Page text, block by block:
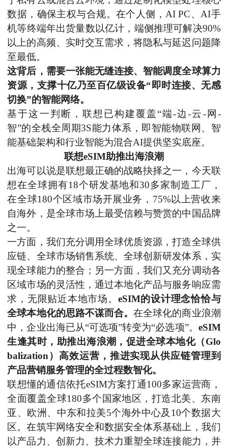
数据，确保主权与合规。在个人侧，AI PC、AI手
机等终端年出货量数以亿计，端侧推理可解决90%
以上的高频、实时交互需求，将隐私与延迟问题降
至最低。
这背后，需要一张能无缝连接、智能调度全球算力
资源，支撑十亿乃至百亿级设备“即时连接、无感
切换”的智能网络。
基于这一判断，联想已构建覆盖“端-边-云-网-
智”的全栈全周期3S能力体系，即智能物联网、智
能基础架构和行业智能为混合AI提供坚实底座。
联想eSIM助推出海浪潮
出海可以说是联想最正确的战略抉择之一，今天联
想在全球拥有18个研发基地和30多家制造工厂，
在全球180个区域市场开展业务，75%以上营收来
自海外，是全球市场上最受信赖与赞赏的中国品牌
之一。
一方面，我们充分调用全球优质资源，打造全球供
应链、全球市场销售系统、全球创新研发体系，实
现全球能力的整合； 另一方面，我们又充分调动各
区域市场的灵活性，通过本地化产品与服务响应需
求 ， 无限贴近本地市场。 eSIM的设计理念恰恰与
全球本地化的思路不谋而合。在全球化的商业浪潮
中，企业出海已从“可选项”转变为“必选项”。 eSIM
生逢其时，助推出海浪潮，促进全球本地化（Glo
balization）高效运营，推进实现从供应链管理到
产品营销服务管理的全过程数智化。
联想懂的通信依托eSIM方案打通100多家运营商，
全面覆盖全球180多个国家地区，打造北美、东南
亚、欧洲、中东和拉美5个海外中心及10个数据大
区。在筑牢网络安全和数据安全体系基础上，我们
以产品力、创新力、技术力重塑全球连接能力， 并